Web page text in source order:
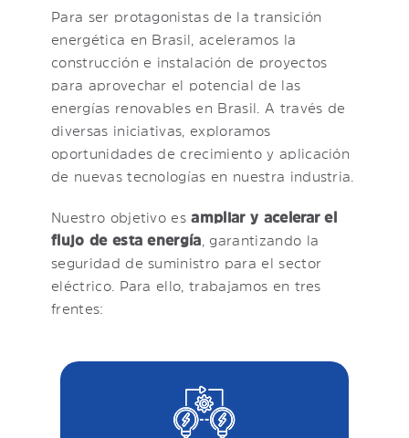
Para ser protagonistas de la transición
energética en Brasil, aceleramos la
construcción e instalación de proyectos
para aprovechar el potencial de las
energías renovables en Brasil. A través de
diversas iniciativas, exploramos
oportunidades de crecimiento y aplicación
de nuevas tecnologías en nuestra industria.
Nuestro objetivo esampliar y acelerar el
flujo de esta energía , garantizando la
seguridad de suministro para el sector
eléctrico. Para ello, trabajamos en tres
frentes: